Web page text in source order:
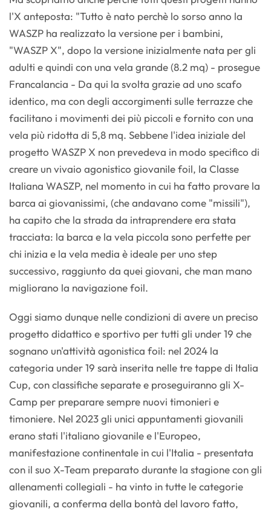
l'X anteposta: "Tutto è nato perchè lo sorso anno la
WASZP ha realizzato la versione per i bambini,
"WASZP X", dopo la versione inizialmente nata per gli
adulti e quindi con una vela grande (8.2 mq) - prosegue
Francalancia - Da qui la svolta grazie ad uno scafo
identico, ma con degli accorgimenti sulle terrazze che
facilitano i movimenti dei più piccoli e fornito con una
vela più ridotta di 5,8 mq. Sebbene l'idea iniziale del
progetto WASZP X non prevedeva in modo specifico di
creare un vivaio agonistico giovanile foil, la Classe
Italiana WASZP, nel momento in cui ha fatto provare la
barca ai giovanissimi, (che andavano come "missili"),
ha capito che la strada da intraprendere era stata
tracciata: la barca e la vela piccola sono perfette per
chi inizia e la vela media è ideale per uno step
successivo, raggiunto da quei giovani, che man mano
migliorano la navigazione foil.
Oggi siamo dunque nelle condizioni di avere un preciso
progetto didattico e sportivo per tutti gli under 19 che
sognano un'attività agonistica foil: nel 2024 la
categoria under 19 sarà inserita nelle tre tappe di Italia
Cup, con classifiche separate e proseguiranno gli X-
Camp per preparare sempre nuovi timonieri e
timoniere. Nel 2023 gli unici appuntamenti giovanili
erano stati l'italiano giovanile e l'Europeo,
manifestazione continentale in cui l'Italia - presentata
con il suo X-Team preparato durante la stagione con gli
allenamenti collegiali - ha vinto in tutte le categorie
giovanili, a conferma della bontà del lavoro fatto,